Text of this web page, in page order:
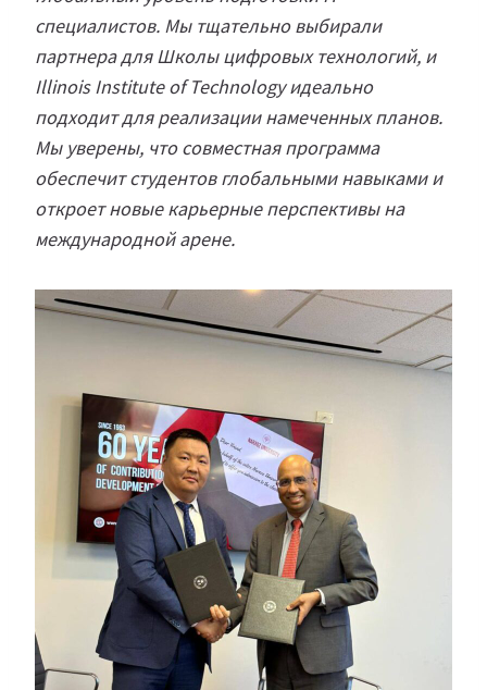
специалистов. Мы тщательно выбирали
партнера для Школы цифровых технологий, и
Illinois Institute of Technology идеально
подходит для реализации намеченных планов.
Мы уверены, что совместная программа
обеспечит студентов глобальными навыками и
откроет новые карьерные перспективы на
международной арене.